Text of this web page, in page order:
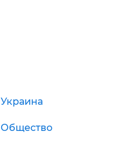
Украина
Общество